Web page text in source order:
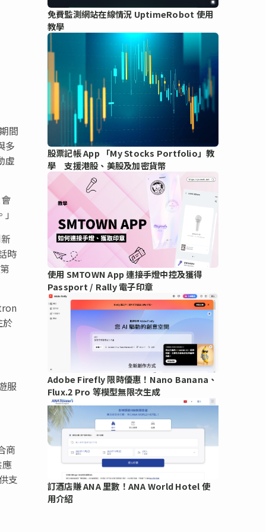
間
多
虛
時
於
服
商
支
免費監測網站在線情況 UptimeRobot 使用
教學
股票記帳 App 「My Stocks Portfolio」教
學 支援港股、美股及加密貨幣
使用 SMTOWN App 連接手燈中控及獲得
Passport / Rally 電子印章
Adobe Firefly 限時優惠！Nano Banana、
Flux.2 Pro 等模型無限次生成
訂酒店賺 ANA 里數！ANA World Hotel 使
用介紹